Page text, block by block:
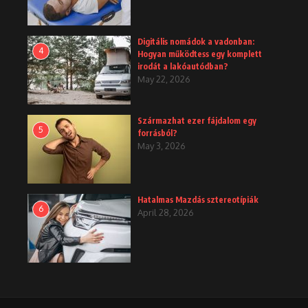
4
Digitális nomádok a vadonban:
Hogyan működtess egy komplett
irodát a lakóautódban?
May 22, 2026
5
Származhat ezer fájdalom egy
forrásból?
May 3, 2026
6
Hatalmas Mazdás sztereotípiák
April 28, 2026